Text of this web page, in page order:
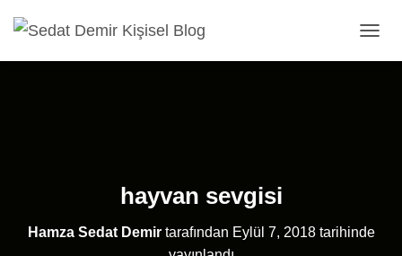
hayvan sevgisi
Hamza Sedat Demirtarafından Eylül 7, 2018tarihinde